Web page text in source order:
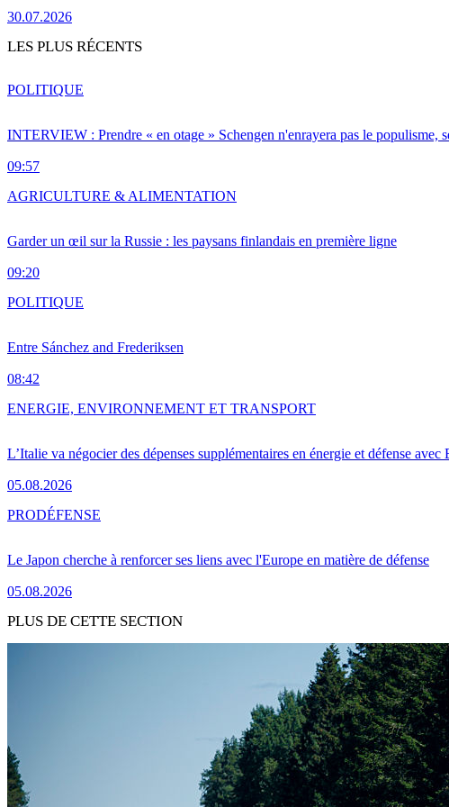
30.07.2026
LES PLUS RÉCENTS
INTERVIEW : Prendre « en otage » Schengen n'enrayera pas le populisme,
09:57
POLITIQUE
Garder un œil sur la Russie : les paysans finlandais en première ligne
09:20
AGRICULTURE & ALIMENTATION
Entre Sánchez and Frederiksen
08:42
POLITIQUE
L’Italie va négocier des dépenses supplémentaires en énergie et défense avec
05.08.2026
ENERGIE, ENVIRONNEMENT ET TRANSPORT
Le Japon cherche à renforcer ses liens avec l'Europe en matière de défense
05.08.2026
PRODÉFENSE
PLUS DE CETTE SECTION